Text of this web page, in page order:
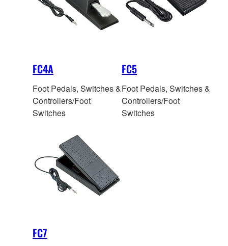
FC4A
Foot Pedals, Switches &
Controllers/Foot
Switches
FC5
Foot Pedals, Switches &
Controllers/Foot
Switches
FC7